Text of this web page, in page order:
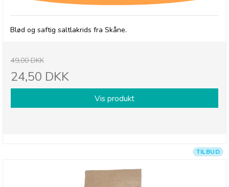
Blød og saftig saltlakrids fra Skåne.
49,00 DKK
24,50 DKK
Vis produkt
TILBUD